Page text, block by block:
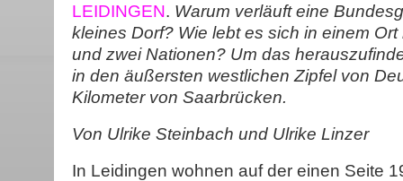
LEIDINGEN. Warum verläuft eine
kleines Dorf? Wie lebt es sich in einem
und zwei Nationen? Um das
in den äußersten westlichen Zipfel von
Kilometer von Saarbrücken.
Von Ulrike Steinbach und Ulrike Linzer
In Leidingen wohnen auf der einen Seite